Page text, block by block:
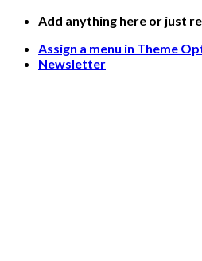
Saltar
contenido
Add anything here or just
Assign a menu in Theme
Newsletter